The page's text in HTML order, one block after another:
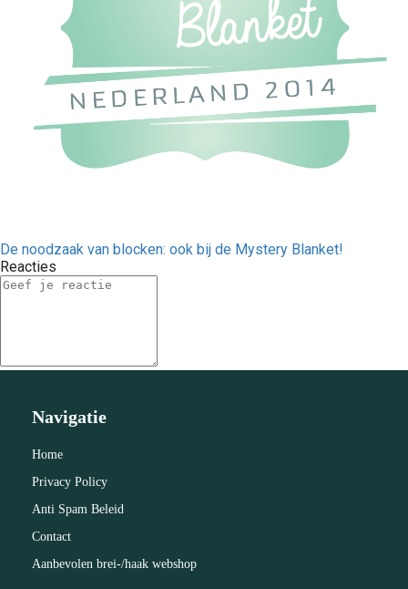
De noodzaak van blocken: ook bij de Mystery Blanket!
Reacties
Navigatie
Home
Privacy Policy
Anti Spam Beleid
Contact
Aanbevolen brei-/haak webshop